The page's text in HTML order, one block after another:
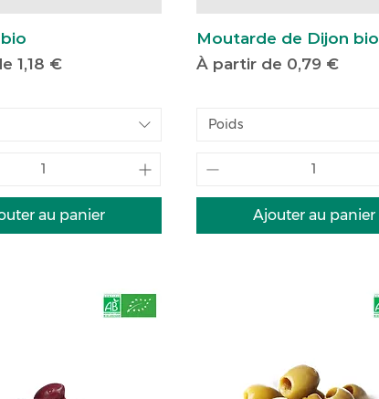
1,18 €
au panier
Moutarde de Dijon bio
À partir de 0,79 €
Prix promotionnel
Poids
Ajouter au panier